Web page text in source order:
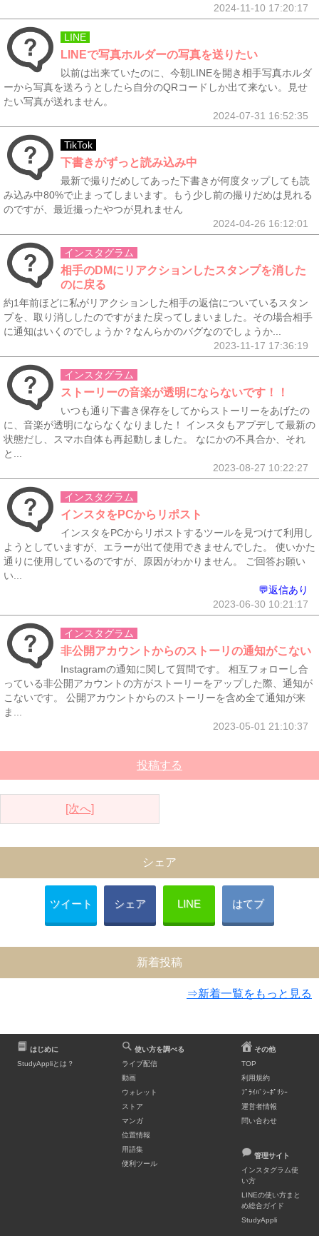
2024-11-10 17:20:17
LINE
LINEで写真ホルダーの写真を送りたい
以前は出来ていたのに、今朝LINEを開き相手写真ホルダ
ーから写真を送ろうとしたら自分のQRコードしか出て来ない。見せ
たい写真が送れません。
2024-07-31 16:52:35
TikTok
下書きがずっと読み込み中
最新で撮りだめしてあった下書きが何度タップしても読
み込み中80%で止まってしまいます。もう少し前の撮りだめは見れる
のですが、最近撮ったやつが見れません
2024-04-26 16:12:01
インスタグラム
相手のDMにリアクションしたスタンプを消した
のに戻る
約1年前ほどに私がリアクションした相手の返信についているスタン
プを、取り消ししたのですがまた戻ってしまいました。その場合相手
に通知はいくのでしょうか？なんらかのバグなのでしょうか...
2023-11-17 17:36:19
インスタグラム
ストーリーの音楽が透明にならないです！！
いつも通り下書き保存をしてからストーリーをあげたの
に、音楽が透明にならなくなりました！ インスタもアプデして最新の
状態だし、スマホ自体も再起動しました。 なにかの不具合か、それ
と...
2023-08-27 10:22:27
インスタグラム
インスタをPCからリポスト
インスタをPCからリポストするツールを見つけて利用し
ようとしていますが、エラーが出て使用できませんでした。 使いかた
通りに使用しているのですが、原因がわかりません。 ご回答お願い
い...
💬返信あり
2023-06-30 10:21:17
インスタグラム
非公開アカウントからのストーリの通知がこない
Instagramの通知に関して質問です。 相互フォローし合
っている非公開アカウントの方がストーリーをアップした際、通知が
こないです。 公開アカウントからのストーリーを含め全て通知が来
ま...
2023-05-01 21:10:37
投稿する
[次へ]
シェア
ツイート シェア LINE はてブ
新着投稿
⇒新着一覧をもっと見る
はじめに
StudyAppliとは？
使い方を調べる
ライブ配信
動画
ウォレット
ストア
マンガ
位置情報
用語集
便利ツール
その他
TOP
利用規約
ﾌﾟﾗｲﾊﾞｼｰﾎﾟﾘｼｰ
運営者情報
問い合わせ
管理サイト
インスタグラム使
い方
LINEの使い方まと
め総合ガイド
StudyAppli